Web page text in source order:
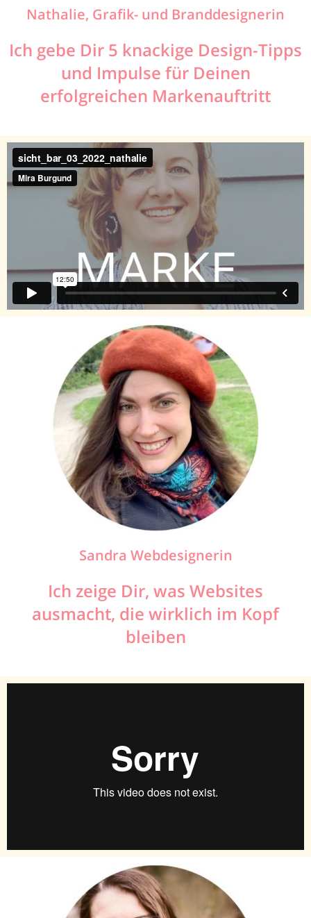
Nathalie, Grafik- und Branddesignerin
Ich gebe Dir 5 knackige Design-Tipps
und Impulse für Deinen
erfolgreichen Markenauftritt
Sandra Webdesignerin
Ich zeige Dir, was Websites
ausmacht, die wirklich im Kopf
bleiben